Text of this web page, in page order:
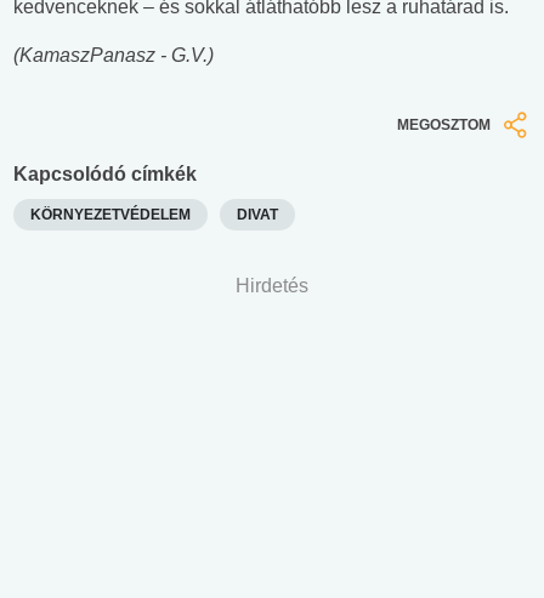
kedvenceknek – és sokkal átláthatóbb lesz a ruhatárad is.
(KamaszPanasz - G.V.)
MEGOSZTOM
Kapcsolódó címkék
KÖRNYEZETVÉDELEM DIVAT
Hirdetés